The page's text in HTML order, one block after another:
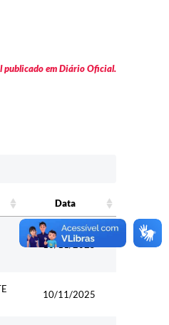
publicado em Diário Oficial.
Data
Data
10/11/2025
10/11/2025